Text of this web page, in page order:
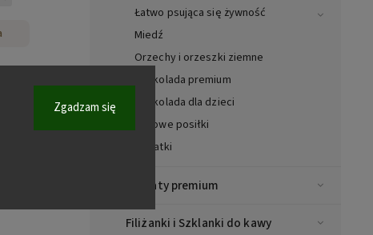
Zgadzam się
Łatwo psująca się żywność
Miedź
Orzechy i orzeszki ziemne
Czekolada premium
Czekolada dla dzieci
Gotowe posiłki
Dodatki
Herbaty premium
Filiżanki i Szklanki do kawy